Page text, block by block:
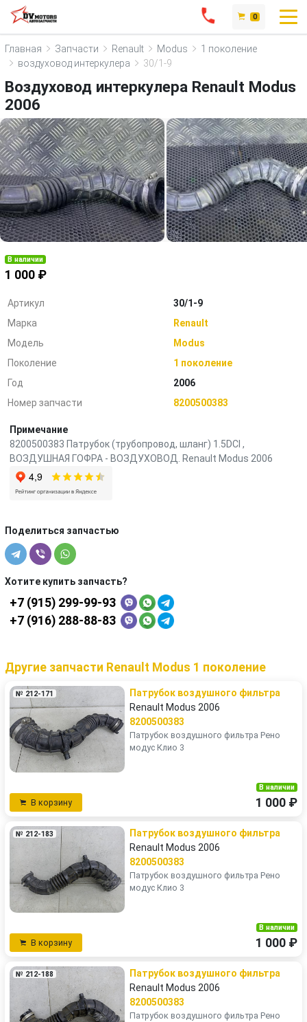
0
Главная Запчасти Renault Modus
1 поколение
воздуховод интеркулера
30/1-9
Воздуховод интеркулера Renault Modus
2006
В наличии
1 000 ₽
Артикул
30/1-9
Марка
Renault
Модель
Modus
Поколение
1 поколение
Год
2006
Номер запчасти
8200500383
Примечание
8200500383 Патрубок (трубопровод, шланг) 1.5DCI ,
ВОЗДУШНАЯ ГОФРА - ВОЗДУХОВОД. Renault Modus 2006
Поделиться запчастью
Хотите купить запчасть?
+7 (915) 299-99-93
+7 (916) 288-88-83
Другие запчасти Renault Modus 1 поколение
№ 212-171
Патрубок воздушного фильтра
Renault Modus 2006
8200500383
Патрубок воздушного фильтра Рено
модус Клио 3
В корзину
В наличии
1 000 ₽
№ 212-183
Патрубок воздушного фильтра
Renault Modus 2006
8200500383
Патрубок воздушного фильтра Рено
модус Клио 3
В корзину
В наличии
1 000 ₽
№ 212-188
Патрубок воздушного фильтра
Renault Modus 2006
8200500383
Патрубок воздушного фильтра Рено